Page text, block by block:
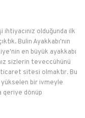
ihtiyacınız olduğunda ilk
Bulin Ayakkabı'nın
en büyük ayakkabı
sizlerin teveccühünü
ticaret sitesi olmaktır. Bu
yükselen bir ivmeyle
geriye dönüp
için çok mutluyuz.